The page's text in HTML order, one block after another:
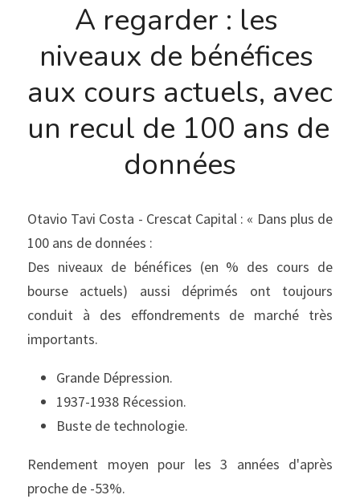
A regarder : les
niveaux de bénéfices
aux cours actuels, avec
un recul de 100 ans de
données
Otavio Tavi Costa - Crescat Capital : « Dans plus de
100 ans de données :
Des niveaux de bénéfices (en % des cours de
bourse actuels) aussi déprimés ont toujours
conduit à des effondrements de marché très
importants.
Grande Dépression.
1937-1938 Récession.
Buste de technologie.
Rendement moyen pour les 3 années d'après
proche de -53%.